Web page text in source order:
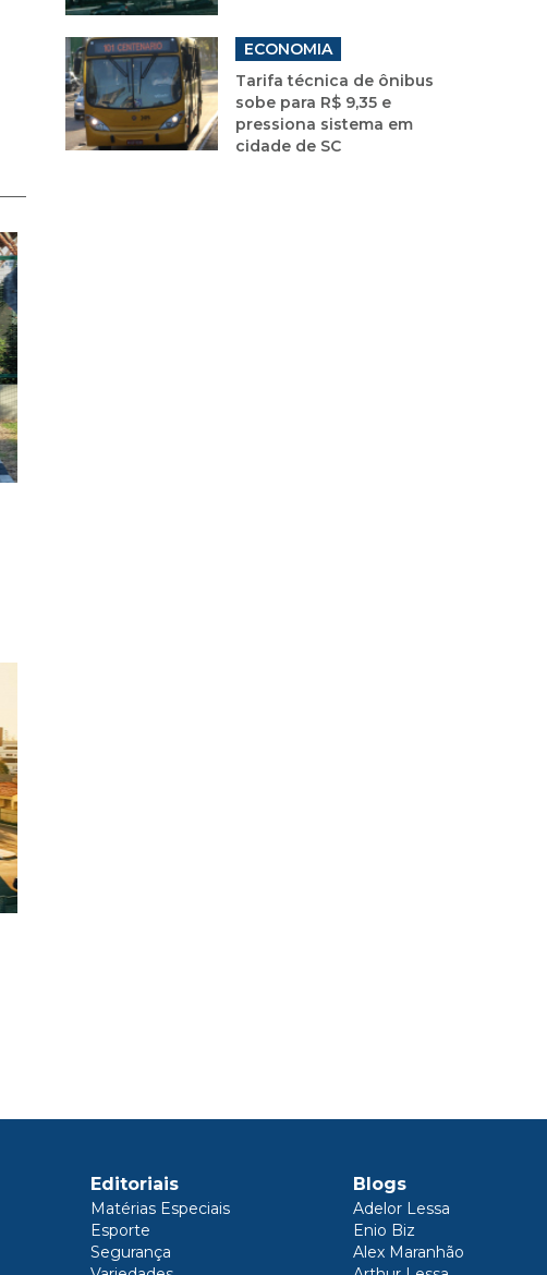
ECONOMIA
Tarifa técnica de ônibus
sobe para R$ 9,35 e
pressiona sistema em
cidade de SC
Editoriais
Matérias Especiais
Esporte
Segurança
Blogs
Adelor Lessa
Enio Biz
Alex Maranhão